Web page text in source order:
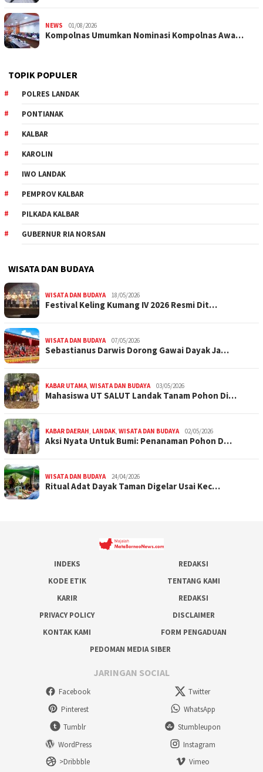
NEWS 01/08/2026
Kompolnas Umumkan Nominasi Kompolnas Awa…
TOPIK POPULER
POLRES LANDAK
PONTIANAK
KALBAR
KAROLIN
IWO LANDAK
PEMPROV KALBAR
PILKADA KALBAR
GUBERNUR RIA NORSAN
WISATA DAN BUDAYA
WISATA DAN BUDAYA 18/05/2026
Festival Keling Kumang IV 2026 Resmi Dit…
WISATA DAN BUDAYA 07/05/2026
Sebastianus Darwis Dorong Gawai Dayak Ja…
KABAR UTAMA, WISATA DAN BUDAYA 03/05/2026
Mahasiswa UT SALUT Landak Tanam Pohon Di…
KABAR DAERAH, LANDAK, WISATA DAN BUDAYA 02/05/2026
Aksi Nyata Untuk Bumi: Penanaman Pohon D…
WISATA DAN BUDAYA 24/04/2026
Ritual Adat Dayak Taman Digelar Usai Kec…
INDEKS
REDAKSI
KODE ETIK
TENTANG KAMI
KARIR
REDAKSI
PRIVACY POLICY
DISCLAIMER
KONTAK KAMI
FORM PENGADUAN
PEDOMAN MEDIA SIBER
JARINGAN SOCIAL
Facebook
Twitter
Pinterest
WhatsApp
Tumblr
Stumbleupon
WordPress
Instagram
>Dribbble
Vimeo